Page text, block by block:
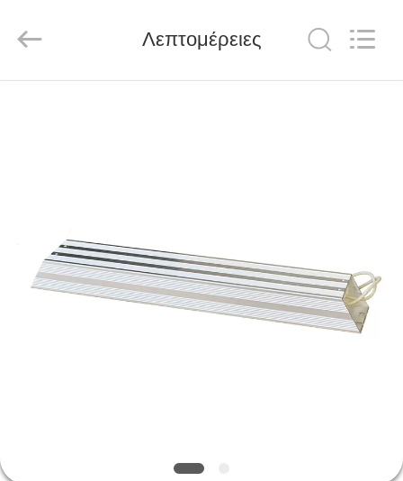
ΒΊΝΤΕΟ
ΣΧΕΤΙΚΆ
Co.,
Reserved.
Λεπτομέρειες